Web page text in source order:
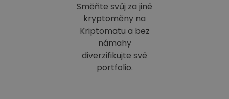
Směňte svůj za jiné
kryptoměny na
Kriptomatu a bez
námahy
diverzifikujte své
portfolio.